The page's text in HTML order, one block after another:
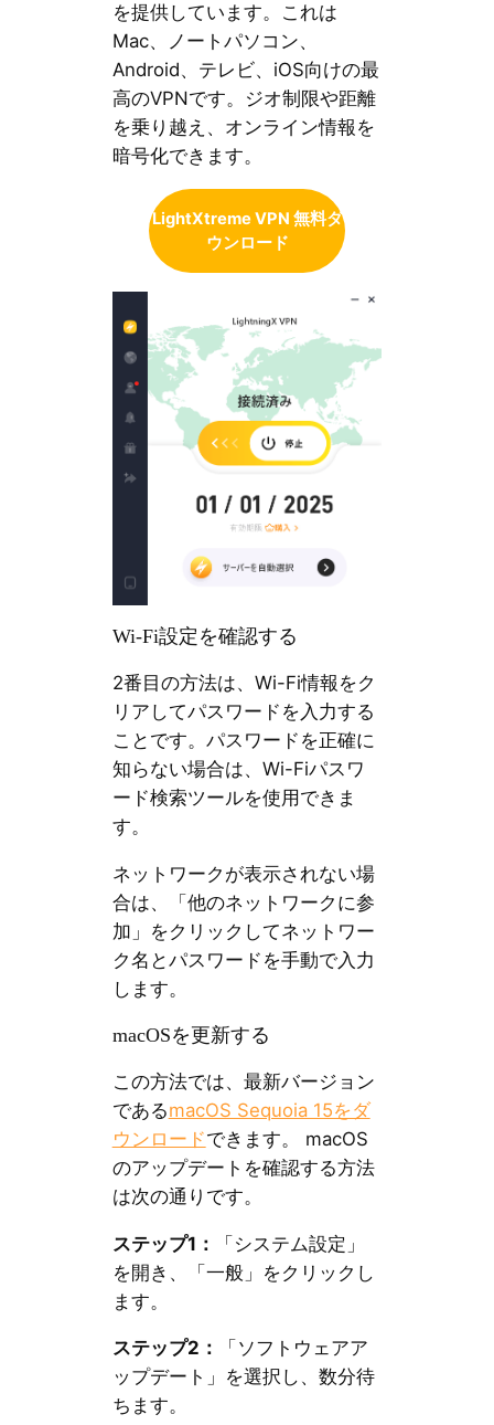
を提供しています。これは
Mac、ノートパソコン、
Android、テレビ、iOS向けの最
高のVPNです。ジオ制限や距離
を乗り越え、オンライン情報を
暗号化できます。
LightXtreme VPN 無料ダ
ウンロード
Wi-Fi設定を確認する
2番目の方法は、Wi-Fi情報をク
リアしてパスワードを入力する
ことです。パスワードを正確に
知らない場合は、Wi-Fiパスワ
ード検索ツールを使用できま
す。
ネットワークが表示されない場
合は、「他のネットワークに参
加」をクリックしてネットワー
ク名とパスワードを手動で入力
します。
macOSを更新する
この方法では、最新バージョン
であるmacOS Sequoia 15をダ
ウンロードできます。 macOS
のアップデートを確認する方法
は次の通りです。
ステップ1：
「システム設定」
を開き、「一般」をクリックし
ます。
ステップ2：
「ソフトウェアア
ップデート」を選択し、数分待
ちます。